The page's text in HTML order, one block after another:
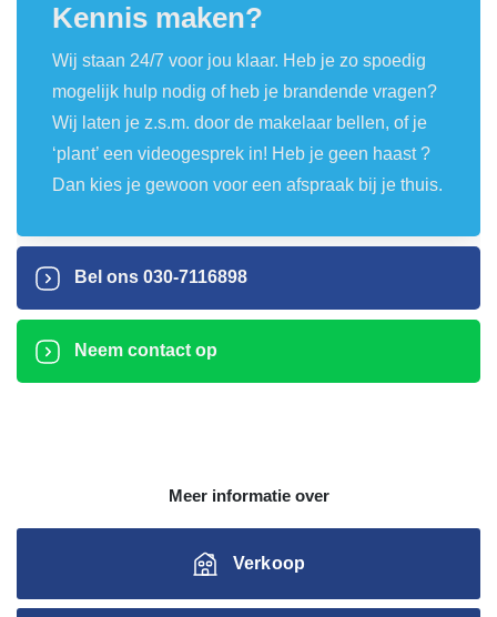
Kennis maken?
Wij staan 24/7 voor jou klaar. Heb je zo spoedig
mogelijk hulp nodig of heb je brandende vragen?
Wij laten je z.s.m. door de makelaar bellen, of je
‘plant’ een videogesprek in! Heb je geen haast ?
Dan kies je gewoon voor een afspraak bij je thuis.
Bel ons 030-7116898
Neem contact op
Meer informatie over
Verkoop